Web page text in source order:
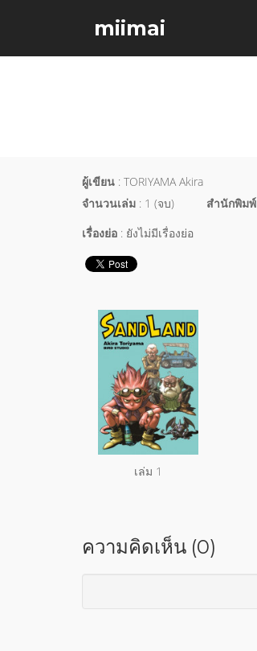
miimai
ผู้เขียน : TORIYAMA Akira
จำนวนเล่ม : 1 (จบ) สำนักพิมพ์
เรื่องย่อ : ยังไม่มีเรื่องย่อ
เล่ม 1
ความคิดเห็น (0)